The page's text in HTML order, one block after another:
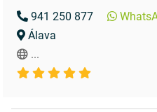
941 250 877
Álava
...